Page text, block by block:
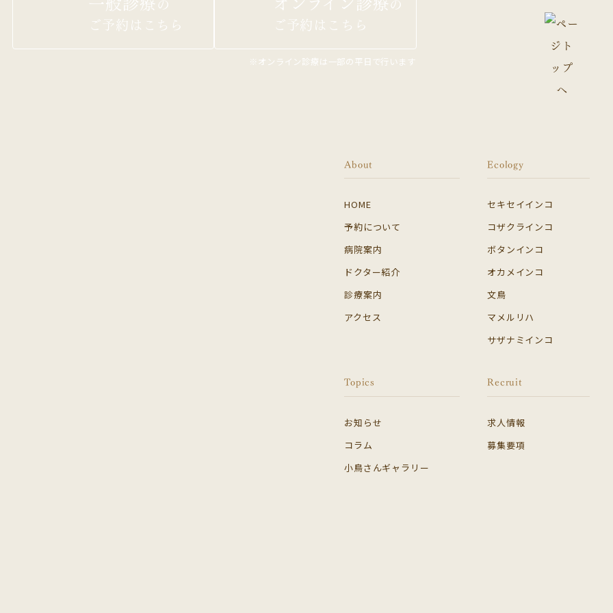
ご予約はこちら
ご予約はこちら
※オンライン診療は一部の平日で行います
About
HOME
予約について
病院案内
ドクター紹介
診療案内
アクセス
Ecology
セキセイインコ
コザクラインコ
ボタンインコ
オカメインコ
文鳥
マメルリハ
サザナミインコ
Topics
お知らせ
コラム
小鳥さんギャラリー
Recruit
求人情報
募集要項